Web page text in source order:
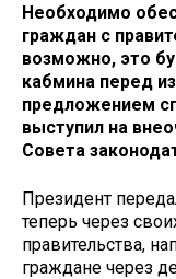
Необходимо
граждан с
возможно, это
кабмина перед
предложением
выступил на
Совета
Президент
теперь через
правительства,
граждане через